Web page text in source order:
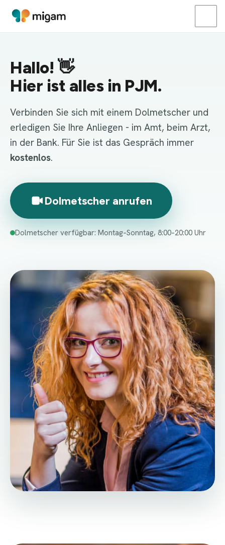
Hallo! 👋
Hier ist alles in PJM.
Verbinden Sie sich mit einem Dolmetscher und
erledigen Sie Ihre Anliegen - im Amt, beim Arzt,
in der Bank. Für Sie ist das Gespräch immer
kostenlos.
Dolmetscher anrufen
Dolmetscher verfügbar: Montag–Sonntag, 8:00–20:00 Uhr